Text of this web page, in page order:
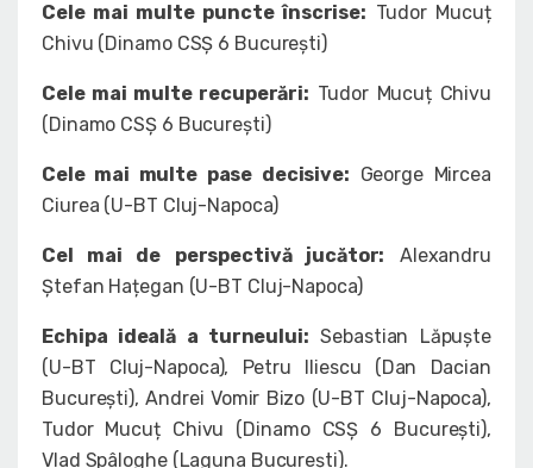
Cele mai multe puncte înscrise: Tudor Mucuț
Chivu (Dinamo CSȘ 6 București)
Cele mai multe recuperări: Tudor Mucuț Chivu
(Dinamo CSȘ 6 București)
Cele mai multe pase decisive: George Mircea
Ciurea (U-BT Cluj-Napoca)
Cel mai de perspectivă jucător: Alexandru
Ștefan Hațegan (U-BT Cluj-Napoca)
Echipa ideală a turneului: Sebastian Lăpuște
(U-BT Cluj-Napoca), Petru Iliescu (Dan Dacian
București), Andrei Vomir Bizo (U-BT Cluj-Napoca),
Tudor Mucuț Chivu (Dinamo CSȘ 6 București),
Vlad Spâloghe (Laguna București).